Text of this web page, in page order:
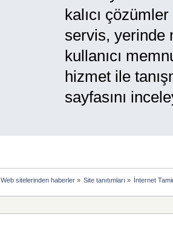
kalıcı
servis, yerinde
kullanıcı
hizmet ile
sayfasını
Web sitelerinden haberler» Site tanıtımları » İnternet